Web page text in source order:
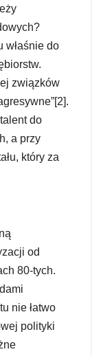
właśnie do
związków
do
a przy
który za
od
80-tych.
nie łatwo
polityki